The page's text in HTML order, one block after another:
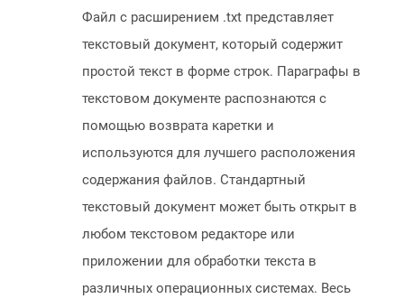
Файл с расширением .txt представляет
текстовый документ, который содержит
простой текст в форме строк. Параграфы в
текстовом документе распознаются с
помощью возврата каретки и
используются для лучшего расположения
содержания файлов. Стандартный
текстовый документ может быть открыт в
любом текстовом редакторе или
приложении для обработки текста в
различных операционных системах. Весь